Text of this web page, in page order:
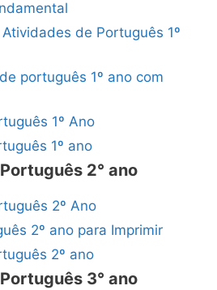
de Português 1º
português 1º ano com
1º Ano
1º ano
2° ano
2º Ano
2º ano para Imprimir
2º ano
3° ano